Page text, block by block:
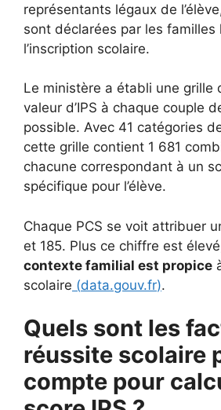
représentants légaux de
sont déclarées par les familles
l’inscription scolaire.
Le ministère a établi une grille
valeur d’IPS à chaque couple
possible. Avec 41 catégories
cette grille contient 1 681
chacune correspondant à un
spécifique pour l’élève.
Chaque PCS se voit attribuer
et 185. Plus ce chiffre est
contexte familial est propice
scolaire (data.gouv.fr).
Quels sont les
réussite scolaire
compte pour